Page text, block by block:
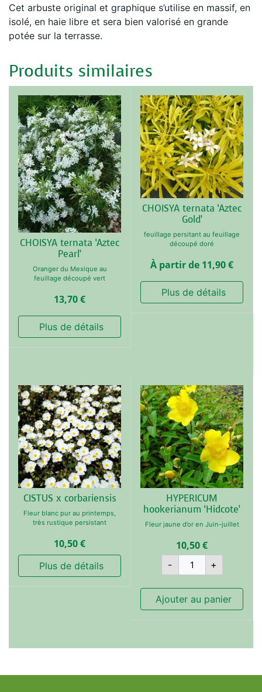
Cet arbuste original et graphique s’utilise en massif, en
isolé, en haie libre et sera bien valorisé en grande
potée sur la terrasse.
Produits similaires
CHOISYA ternata ‘Aztec
Pearl’
Oranger du Mexique au
feuillage découpé vert
13,70€
Plus de détails
CHOISYA ternata ‘Aztec
Gold’
feuillage persitant au feuillage
découpé doré
À partir de 11,90€
Plus de détails
CISTUS x corbariensis
Fleur blanc pur au printemps,
très rustique persistant
10,50€
Plus de détails
HYPERICUM
hookerianum ‘Hidcote’
Fleur jaune d’or en Juin-juillet
10,50€
-
quantité
HYPERICUM
hookerianum
'Hidcote'
+
Ajouter au panier